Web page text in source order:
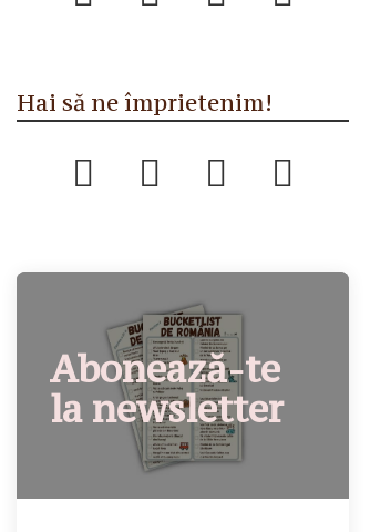
Hai să ne împrietenim!
Abonează-te
la newsletter